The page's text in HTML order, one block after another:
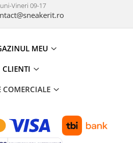
Vineri 09-17
MEU
CLIENTI
COMERCIALE